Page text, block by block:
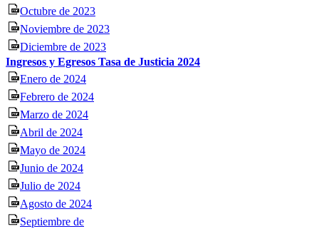
Octubre de 2023
Noviembre de 2023
Diciembre de 2023
Ingresos y Egresos Tasa de Justicia 2024
Enero de 2024
Febrero de 2024
Marzo de 2024
Abril de 2024
Mayo de 2024
Junio de 2024
Julio de 2024
Agosto de 2024
Septiembre de